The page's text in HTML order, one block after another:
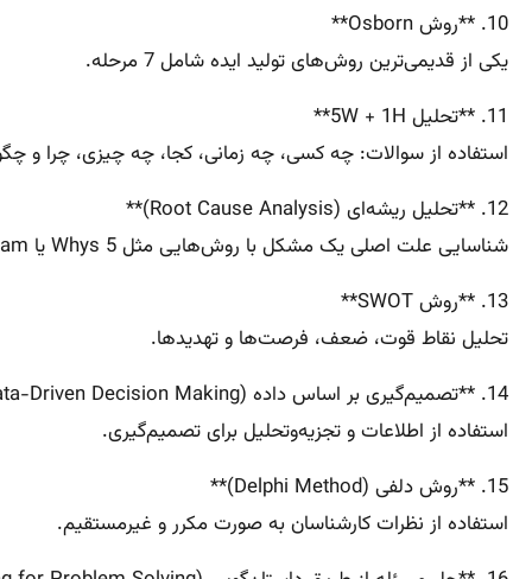
10. **روش Osborn**
یکی از قدیمی‌ترین روش‌های تولید ایده شامل 7 مرحله.
11. **تحلیل 5W + 1H**
استفاده از سوالات: چه کسی، چه زمانی، کجا، چه چیزی، چرا و
12. **تحلیل ریشه‌ای (Root Cause Analysis)**
شناسایی علت اصلی یک مشکل با روش‌هایی مثل 5 Whys یا Fishbone Diagram.
13. **روش SWOT**
تحلیل نقاط قوت، ضعف، فرصت‌ها و تهدیدها.
14. **تصمیم‌گیری بر اساس داده (Data-Driven Decision Making)**
استفاده از اطلاعات و تجزیه‌وتحلیل برای تصمیم‌گیری.
15. **روش دلفی (Delphi Method)**
استفاده از نظرات کارشناسان به صورت مکرر و غیرمستقیم.